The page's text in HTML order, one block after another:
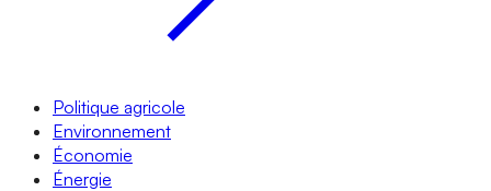
Politique agricole
Environnement
Économie
Énergie